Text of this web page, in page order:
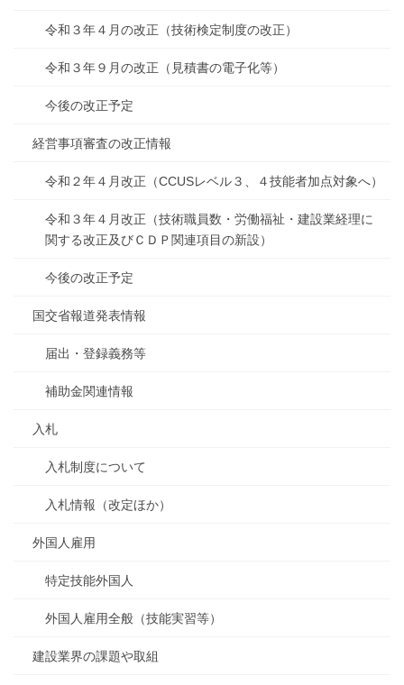
令和３年４月の改正（技術検定制度の改正）
令和３年９月の改正（見積書の電子化等）
今後の改正予定
経営事項審査の改正情報
令和２年４月改正（CCUSレベル３、４技能者加点対象へ）
令和３年４月改正（技術職員数・労働福祉・建設業経理に
関する改正及びＣＤＰ関連項目の新設）
今後の改正予定
国交省報道発表情報
届出・登録義務等
補助金関連情報
入札
入札制度について
入札情報（改定ほか）
外国人雇用
特定技能外国人
外国人雇用全般（技能実習等）
建設業界の課題や取組